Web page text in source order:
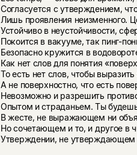
Согласуется с утверждением,
Лишь проявления неизменного.
Устойчиво в неустойчивости,
Покоится в вакууме, так пинг-
Безопасно кружится в
Как нет слов для понятия
То есть нет слов, чтобы
А не поверхностно, что есть
Невозможно и разрешить
Опытом и страданьем. Ты
В жесте, не выражающем ни
Но сочетающем и то, и другое в
Утверждении, не утверждающем